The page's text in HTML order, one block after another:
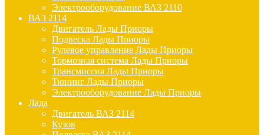
Электрооборудование ВАЗ 2110
ВАЗ 2114
Двигатель Лады Приоры
Подвеска Лады Приоры
Рулевое управление Лады Приоры
Тормозная система Лады Приоры
Трансмиссия Лады Приоры
Тюнинг Лады Приоры
Электрооборудование Лады Приоры
Лада
Двигатель ВАЗ 2114
Кузов